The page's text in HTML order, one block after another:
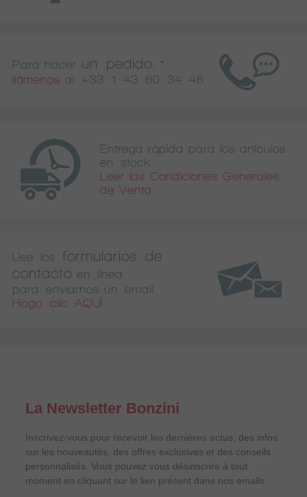
Para hacer un pedido , *
llámenos al +33 1 43 60 34 46
Entrega rápida para los artículos
en stock
Leer las Condiciones Generales
de Venta
Use los
formularios de
contacto en línea
para enviarnos un email.
Haga clic AQUÍ
La Newsletter Bonzini
Inscrivez-vous pour recevoir les dernières actus, des infos
sur les nouveautés, des offres exclusives et des conseils
personnalisés. Vous pouvez vous désinscrire à tout
moment en cliquant sur le lien présent dans nos emails.